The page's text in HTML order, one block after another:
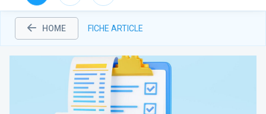
HOME FICHE ARTICLE